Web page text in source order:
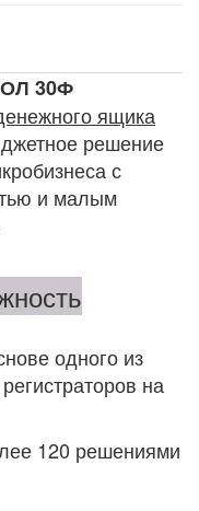
30Ф
ящика
решение
с
и малым
одного из
на
120 решениями